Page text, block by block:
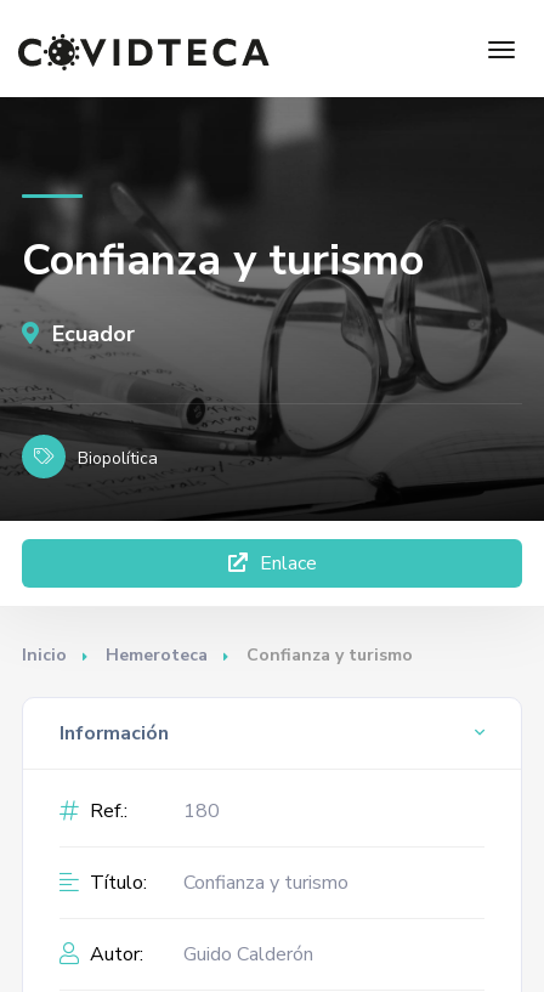
Confianza y turismo
Ecuador
Biopolítica
Enlace
Inicio Hemeroteca Confianza y turismo
Información
Ref.: 180
Título: Confianza y turismo
Autor: Guido Calderón